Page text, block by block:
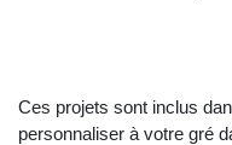
Ces projets sont inclus
personnaliser à votre gré